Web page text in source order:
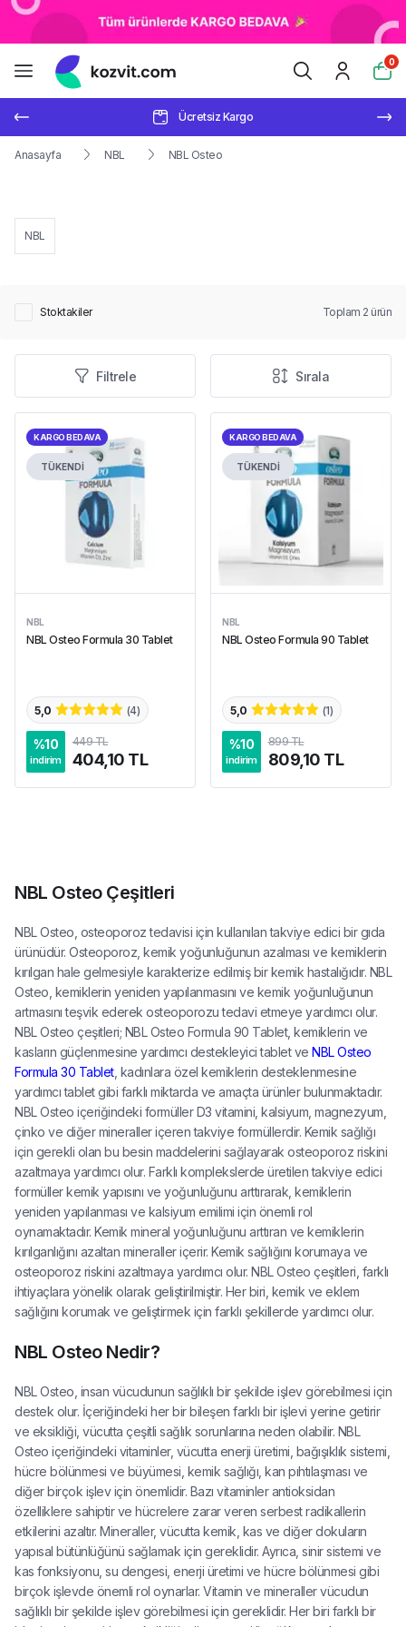
0
Ücretsiz Kargo
Anasayfa NBL NBL Osteo
NBL
Stoktakiler Toplam 2 ürün
Filtrele Sırala
KARGO BEDAVA
TÜKENDİ
NBL
NBL Osteo Formula 30 Tablet
5,0 (4)
%10
indirim
449 TL
404,10 TL
KARGO BEDAVA
TÜKENDİ
NBL
NBL Osteo Formula 90 Tablet
5,0 (1)
%10
indirim
899 TL
809,10 TL
NBL Osteo Çeşitleri
NBL Osteo, osteoporoz tedavisi için kullanılan takviye edici bir gıda
ürünüdür. Osteoporoz, kemik yoğunluğunun azalması ve kemiklerin
kırılgan hale gelmesiyle karakterize edilmiş bir kemik hastalığıdır. NBL
Osteo, kemiklerin yeniden yapılanmasını ve kemik yoğunluğunun
artmasını teşvik ederek osteoporozu tedavi etmeye yardımcı olur.
NBL Osteo çeşitleri; NBL Osteo Formula 90 Tablet, kemiklerin ve
kasların güçlenmesine yardımcı destekleyici tablet ve NBL Osteo
Formula 30 Tablet, kadınlara özel kemiklerin desteklenmesine
yardımcı tablet gibi farklı miktarda ve amaçta ürünler bulunmaktadır.
NBL Osteo içeriğindeki formüller D3 vitamini, kalsiyum, magnezyum,
çinko ve diğer mineraller içeren takviye formüllerdir. Kemik sağlığı
için gerekli olan bu besin maddelerini sağlayarak osteoporoz riskini
azaltmaya yardımcı olur. Farklı komplekslerde üretilen takviye edici
formüller kemik yapısını ve yoğunluğunu arttırarak, kemiklerin
yeniden yapılanması ve kalsiyum emilimi için önemli rol
oynamaktadır. Kemik mineral yoğunluğunu arttıran ve kemiklerin
kırılganlığını azaltan mineraller içerir. Kemik sağlığını korumaya ve
osteoporoz riskini azaltmaya yardımcı olur. NBL Osteo çeşitleri, farklı
ihtiyaçlara yönelik olarak geliştirilmiştir. Her biri, kemik ve eklem
sağlığını korumak ve geliştirmek için farklı şekillerde yardımcı olur.
NBL Osteo Nedir?
NBL Osteo, insan vücudunun sağlıklı bir şekilde işlev görebilmesi için
destek olur. İçeriğindeki her bir bileşen farklı bir işlevi yerine getirir
ve eksikliği, vücutta çeşitli sağlık sorunlarına neden olabilir. NBL
Osteo içeriğindeki vitaminler, vücutta enerji üretimi, bağışıklık sistemi,
hücre bölünmesi ve büyümesi, kemik sağlığı, kan pıhtılaşması ve
diğer birçok işlev için önemlidir. Bazı vitaminler antioksidan
özelliklere sahiptir ve hücrelere zarar veren serbest radikallerin
etkilerini azaltır. Mineraller, vücutta kemik, kas ve diğer dokuların
yapısal bütünlüğünü sağlamak için gereklidir. Ayrıca, sinir sistemi ve
kas fonksiyonu, su dengesi, enerji üretimi ve hücre bölünmesi gibi
birçok işlevde önemli rol oynarlar. Vitamin ve mineraller vücudun
sağlıklı bir şekilde işlev görebilmesi için gereklidir. Her biri farklı bir